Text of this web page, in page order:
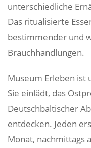
unterschiedliche
Das ritualisierte
bestimmender und
Brauchhandlungen.
Museum Erleben ist
Sie einlädt, das
Deutschbaltischer
entdecken. Jeden
Monat, nachmittags